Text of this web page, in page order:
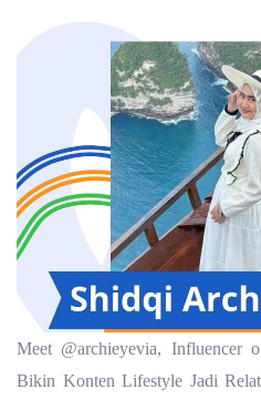
Meet @archieyevia,
Bikin Konten Lifestyle Jadi